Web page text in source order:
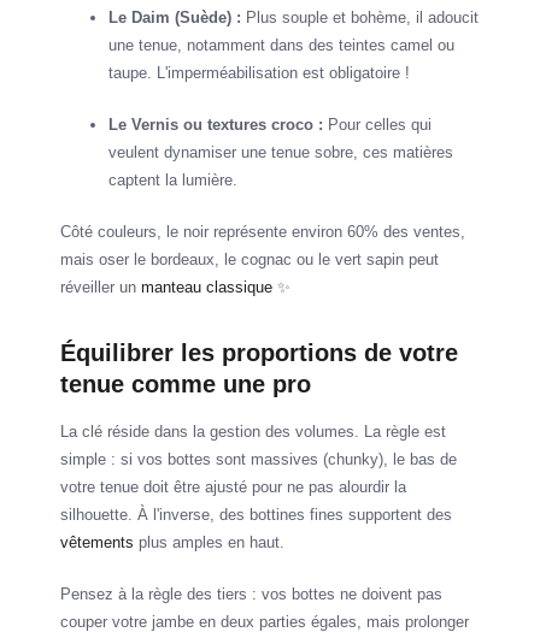
Le Daim (Suède) : Plus souple et bohème, il adoucit
une tenue, notamment dans des teintes camel ou
taupe. L'imperméabilisation est obligatoire !
Le Vernis ou textures croco : Pour celles qui
veulent dynamiser une tenue sobre, ces matières
captent la lumière.
Côté couleurs, le noir représente environ 60% des ventes,
mais oser le bordeaux, le cognac ou le vert sapin peut
réveiller un manteau classique ✨
Équilibrer les proportions de votre
tenue comme une pro
La clé réside dans la gestion des volumes. La règle est
simple : si vos bottes sont massives (chunky), le bas de
votre tenue doit être ajusté pour ne pas alourdir la
silhouette. À l'inverse, des bottines fines supportent des
vêtements plus amples en haut.
Pensez à la règle des tiers : vos bottes ne doivent pas
couper votre jambe en deux parties égales, mais prolonger